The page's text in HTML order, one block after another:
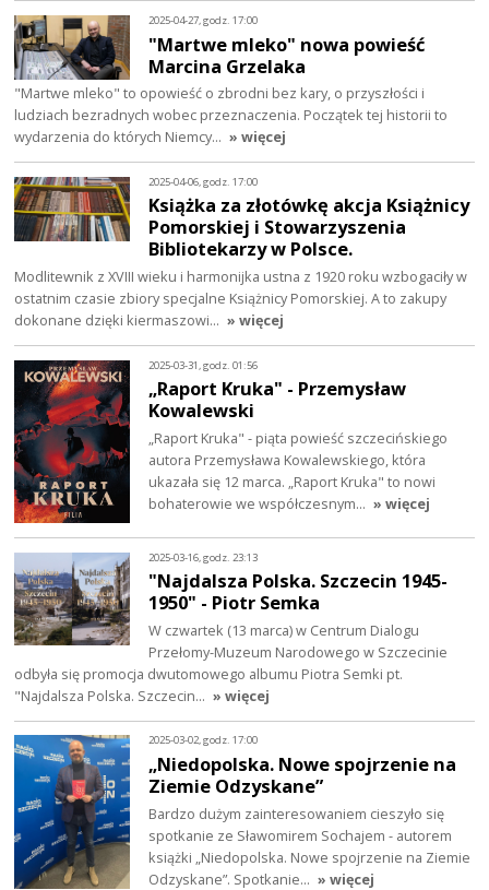
2025-04-27, godz. 17:00
"Martwe mleko" nowa powieść
Marcina Grzelaka
"Martwe mleko" to opowieść o zbrodni bez kary, o przyszłości i
ludziach bezradnych wobec przeznaczenia. Początek tej historii to
wydarzenia do których Niemcy… » więcej
2025-04-06, godz. 17:00
Książka za złotówkę akcja Książnicy
Pomorskiej i Stowarzyszenia
Bibliotekarzy w Polsce.
Modlitewnik z XVIII wieku i harmonijka ustna z 1920 roku wzbogaciły w
ostatnim czasie zbiory specjalne Książnicy Pomorskiej. A to zakupy
dokonane dzięki kiermaszowi… » więcej
2025-03-31, godz. 01:56
„Raport Kruka" - Przemysław
Kowalewski
„Raport Kruka" - piąta powieść szczecińskiego
autora Przemysława Kowalewskiego, która
ukazała się 12 marca. „Raport Kruka" to nowi
bohaterowie we współczesnym… » więcej
2025-03-16, godz. 23:13
"Najdalsza Polska. Szczecin 1945-
1950" - Piotr Semka
W czwartek (13 marca) w Centrum Dialogu
Przełomy-Muzeum Narodowego w Szczecinie
odbyła się promocja dwutomowego albumu Piotra Semki pt.
"Najdalsza Polska. Szczecin… » więcej
2025-03-02, godz. 17:00
„Niedopolska. Nowe spojrzenie na
Ziemie Odzyskane”
Bardzo dużym zainteresowaniem cieszyło się
spotkanie ze Sławomirem Sochajem - autorem
książki „Niedopolska. Nowe spojrzenie na Ziemie
Odzyskane”. Spotkanie… » więcej